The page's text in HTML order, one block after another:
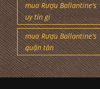
mua Rượu Ballantine's
uy tín gi
mua Rượu Ballantine's
quận tân